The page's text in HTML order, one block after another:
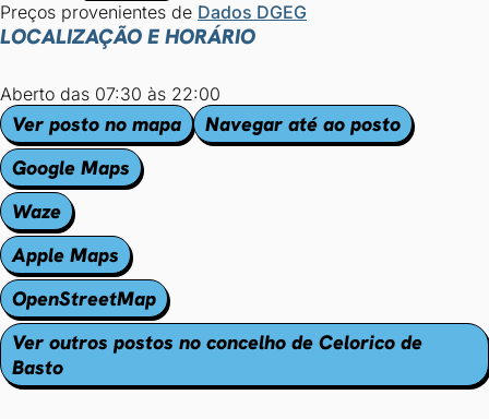
Preços provenientes de Dados DGEG
LOCALIZAÇÃO E HORÁRIO
Aberto das 07:30 às 22:00
Ver posto no mapa
Navegar até ao posto
Google Maps
Waze
Apple Maps
OpenStreetMap
Ver outros postos no concelho de Celorico de
Basto